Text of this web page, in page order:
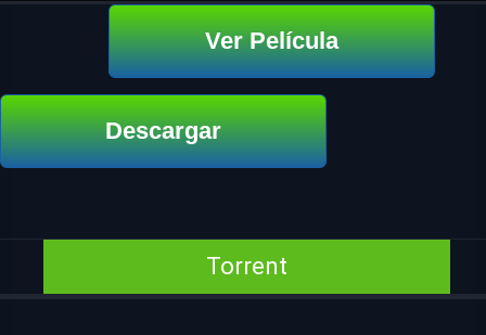
Ver Película
Descargar
Torrent